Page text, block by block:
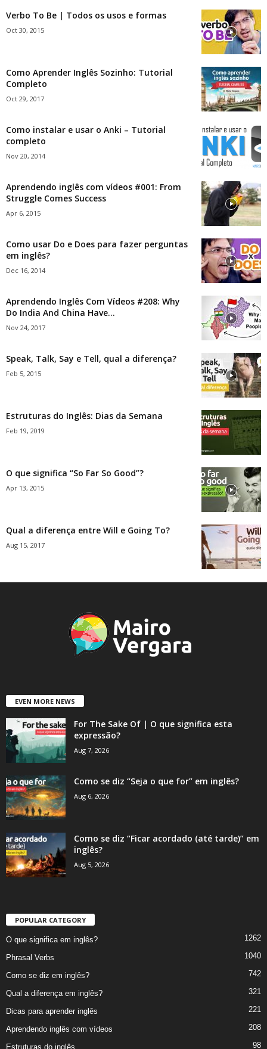
Verbo To Be | Todos os usos e formas
Oct 30, 2015
Como Aprender Inglês Sozinho: Tutorial
Completo
Oct 29, 2017
Como instalar e usar o Anki – Tutorial
completo
Nov 20, 2014
Aprendendo inglês com vídeos #001: From
Struggle Comes Success
Apr 6, 2015
Como usar Do e Does para fazer perguntas
em inglês?
Dec 16, 2014
Aprendendo Inglês Com Vídeos #208: Why
Do India And China Have...
Nov 24, 2017
Speak, Talk, Say e Tell, qual a diferença?
Feb 5, 2015
Estruturas do Inglês: Dias da Semana
Feb 19, 2019
O que significa “So Far So Good”?
Apr 13, 2015
Qual a diferença entre Will e Going To?
Aug 15, 2017
EVEN MORE NEWS
For The Sake Of | O que significa esta
expressão?
Aug 7, 2026
Como se diz “Seja o que for” em inglês?
Aug 6, 2026
Como se diz “Ficar acordado (até tarde)” em
inglês?
Aug 5, 2026
POPULAR CATEGORY
O que significa em inglês? 1262
Phrasal Verbs 1040
Como se diz em inglês? 742
Qual a diferença em inglês? 321
Dicas para aprender inglês 221
Aprendendo inglês com vídeos 208
Estruturas do inglês 98